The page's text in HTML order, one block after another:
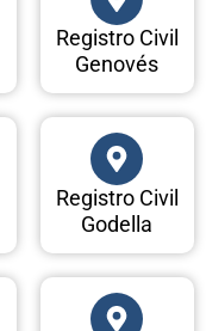
Registro Civil
Genovés
Registro Civil
Godella